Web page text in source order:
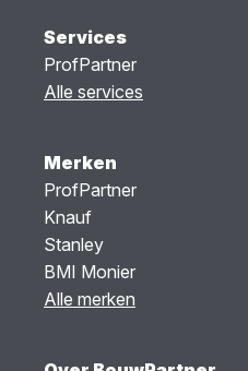
Services
ProfPartner
Alle services
Merken
ProfPartner
Knauf
Stanley
BMI Monier
Alle merken